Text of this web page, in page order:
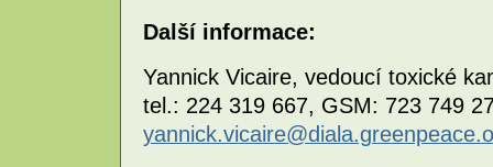
Další informace:
Yannick Vicaire, vedoucí toxické
tel.: 224 319 667, GSM: 723 749